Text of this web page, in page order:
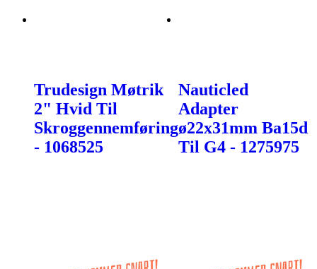
Trudesign Møtrik
2" Hvid Til
Skroggennemføring
- 1068525
Nauticled
Adapter
ø22x31mm Ba15d
Til G4 - 1275975